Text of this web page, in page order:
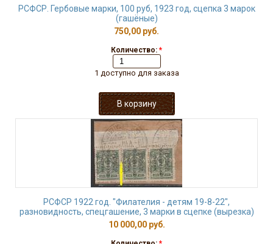
РСФСР. Гербовые марки, 100 руб, 1923 год, сцепка 3 марок
(гашёные)
750,00 руб.
Количество: *
1 доступно для заказа
РСФСР 1922 год. "Филателия - детям 19-8-22",
разновидность, спецгашение, 3 марки в сцепке (вырезка)
10 000,00 руб.